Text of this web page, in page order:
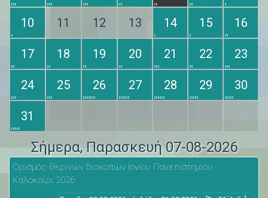
10 11 12 13 14 15 16
17 18 19 20 21 22 23
24 25 26 27 28 29 30
31
Σήμερα, Παρασκευή 07-08-2026
Ορισμός θερινών διακοπών Ιονίου Πανεπιστημίου -
Καλοκαίρι 2026